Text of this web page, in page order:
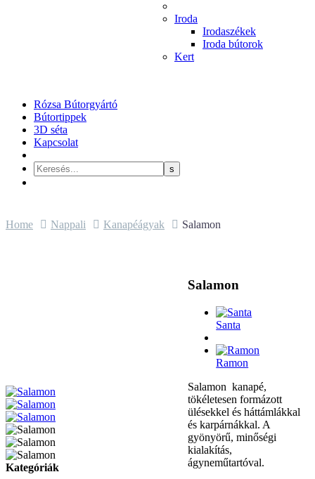
Iroda
Irodaszékek
Iroda bútorok
Kert
Rózsa Bútorgyártó
Bútortippek
3D séta
Kapcsolat
Home Nappali Kanapéágyak Salamon
Salamon
Santa
Ramon
Salamon kanapé,
tökéletesen formázott
ülésekkel és háttámlákkal
és karpárnákkal. A
gyönyörű, minőségi
kialakítás,
ágyneműtartóval.
Kategóriák